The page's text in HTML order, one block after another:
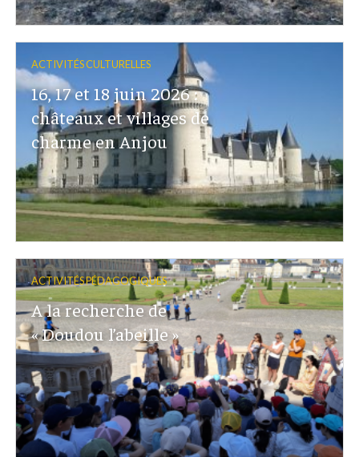
ACTIVITÉS CULTURELLES
16, 17 et 18 juin 2026 :
châteaux et villages de
charme en Anjou
ACTIVITÉS PÉDAGOGIQUES
A la recherche de
« Doudou l’abeille »